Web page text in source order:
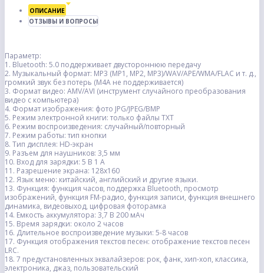
ОПИСАНИЕ
ОТЗЫВЫ И ВОПРОСЫ
Параметр:
1. Bluetooth: 5.0 поддерживает двустороннюю передачу
2. Музыкальный формат: MP3 (MP1, MP2, MP3)/WAV/APE/WMA/FLAC и т. д.,
громкий звук без потерь (M4A не поддерживается)
3. Формат видео: AMV/AVI (инструмент случайного преобразования
видео с компьютера)
4. Формат изображения: фото JPG/JPEG/BMP
5. Режим электронной книги: только файлы TXT
6. Режим воспроизведения: случайный/повторный
7. Режим работы: тип кнопки
8. Тип дисплея: HD-экран
9. Разъем для наушников: 3,5 мм
10. Вход для зарядки: 5 В 1 А
11. Разрешение экрана: 128x160
12. Язык меню: китайский, английский и другие языки.
13. Функция: функция часов, поддержка Bluetooth, просмотр
изображений, функция FM-радио, функция записи, функция внешнего
динамика, видеовыход, цифровая фоторамка
14. Емкость аккумулятора: 3,7 В 200 мАч
15. Время зарядки: около 2 часов
16. Длительное воспроизведение музыки: 5-8 часов
17. Функция отображения текстов песен: отображение текстов песен
LRC.
18. 7 предустановленных эквалайзеров: рок, фанк, хип-хоп, классика,
электроника, джаз, пользовательский